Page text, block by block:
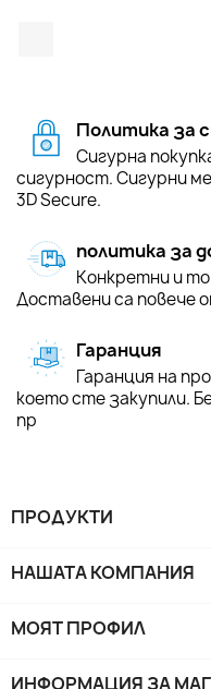
Политика за
Сигурна
сигурност. Сигурни
3D Secure.
политика за
Конкретни и
Доставени са повече
Гаранция
Гаранция на
което сте закупили.
пр
ПРОДУКТИ
НАШАТА КОМПАНИЯ
МОЯТ ПРОФИЛ
ИНФОРМАЦИЯ ЗА